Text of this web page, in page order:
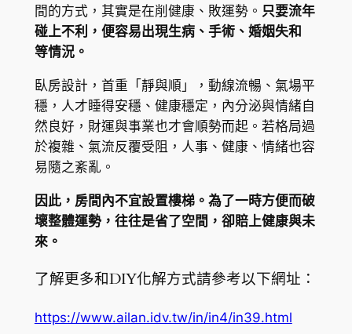
間的方式，其實是在削健康、敗運勢。 只要流年
碰上不利，便容易出現生病、手術、婚姻失和
等情況。
臥房設計，首重「靜與順」，動線流暢、氣場平
穩，人才睡得安穩、健康穩定，內分泌與情緒自
然良好，財運與事業也才會順勢而起。若格局過
於複雜、氣流反覆受阻，人事、健康、情緒也容
易隨之紊亂。
因此，房間內不宜設置樓梯。為了一時方便而破
壞整體運勢，往往是省了空間，卻賠上健康與未
來。
了解更多和DIY化解方式請參考以下網址：
https://www.ailan.idv.tw/in/in4/in39.html